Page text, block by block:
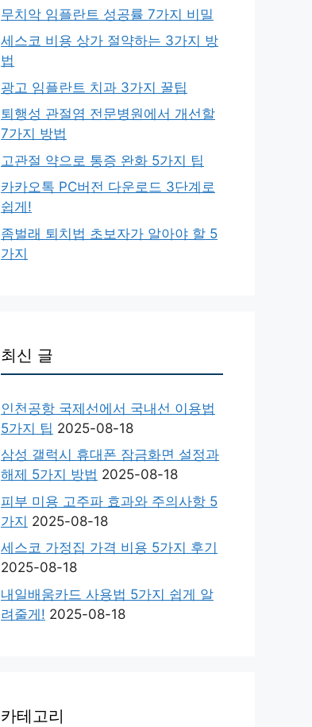
무치악 임플란트 성공률 7가지 비밀
세스코 비용 상가 절약하는 3가지 방
법
광고 임플란트 치과 3가지 꿀팁
퇴행성 관절염 전문병원에서 개선할
7가지 방법
고관절 약으로 통증 완화 5가지 팁
카카오톡 PC버전 다운로드 3단계로
쉽게!
좀벌래 퇴치법 초보자가 알아야 할 5
가지
최신 글
인천공항 국제선에서 국내선 이용법
5가지 팁 2025-08-18
삼성 갤럭시 휴대폰 잠금화면 설정과
해제 5가지 방법 2025-08-18
피부 미용 고주파 효과와 주의사항 5
가지 2025-08-18
세스코 가정집 가격 비용 5가지 후기
2025-08-18
내일배움카드 사용법 5가지 쉽게 알
려줄게! 2025-08-18
카테고리